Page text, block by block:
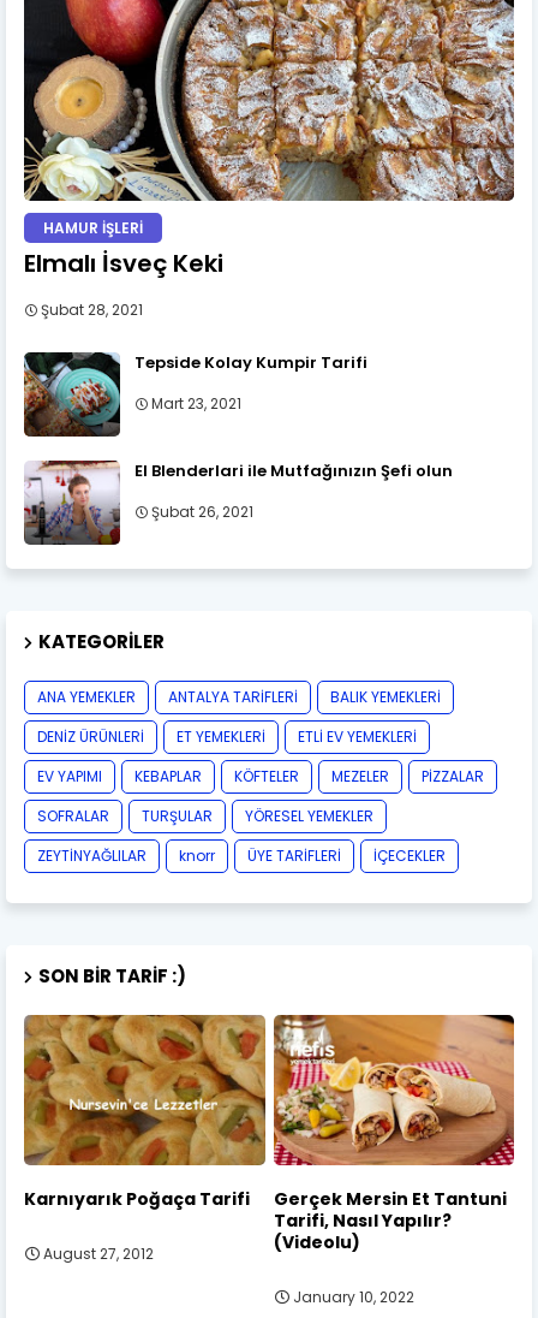
HAMUR İŞLERİ
Elmalı İsveç Keki
Şubat 28, 2021
Tepside Kolay Kumpir Tarifi
Mart 23, 2021
El Blenderlari ile Mutfağınızın Şefi olun
Şubat 26, 2021
KATEGORILER
ANA YEMEKLER ANTALYA TARİFLERİ
BALIK YEMEKLERİ
DENİZ ÜRÜNLERİ
ET YEMEKLERİ
ETLİ EV YEMEKLERİ
EV YAPIMI
KEBAPLAR KÖFTELER MEZELER
PİZZALAR
SOFRALAR
TURŞULAR
YÖRESEL YEMEKLER
ZEYTİNYAĞLILAR
knorr ÜYE TARİFLERİ İÇECEKLER
SON BIR TARIF :)
Karnıyarık Poğaça Tarifi
August 27, 2012
Gerçek Mersin Et Tantuni
Tarifi, Nasıl Yapılır?
(Videolu)
January 10, 2022